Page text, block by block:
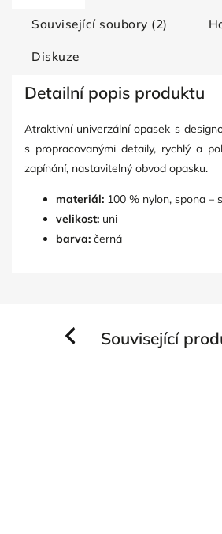
Související soubory (2)
Diskuze
Detailní popis produktu
Atraktivní univerzální opasek s
s propracovanými detaily, rychlý a
zapínání, nastavitelný obvod opasku.
materiál: 100 % nylon, spona –
velikost: uni
barva: černá
Související
Previous